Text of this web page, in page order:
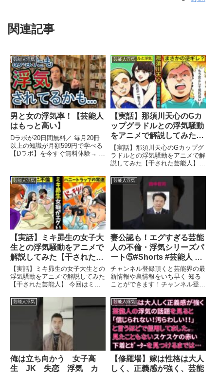
関連記事
芸能人浮気
男と女の浮気率！【芸能人
はもっと高い】
Dラボが20日間無料／ 毎月20冊
以上の知識が月額599円で学べる
【Dラボ】を今すぐ無料体験→ ...
芸能人浮気
【実話】那須川天心のGカ
ップグラドルとの浮気騒動
をアニメで解説してみた
【干された芸能人】
【実話】那須川天心のGカップグ
ラドルとの浮気騒動をアニメで解
説してみた【干された芸能人】
...関連ツイート
芸能人浮気
【実話】ミキ昴生の女子大
生との浮気騒動をアニメで
解説してみた【干された芸
能人】
【実話】ミキ昴生の女子大生との
浮気騒動をアニメで解説してみた
【干された芸能人】 今回はミキ
...関連ツイート
芸能人浮気
妻公認も！エグすぎる芸能
人の不倫・浮気シリーズパ
ート⑤#Shorts #芸能人 #
芸能 #TV #不倫 #ランキン
グ
チャンネル登録頂くと芸能界の最
新情報や裏情報をいち早く 知る
ことができます！チャンネル登録
芸能人浮気
俺は立ち向かう 女子高
生 JK 失恋 浮気 カ
芸能人浮気
【修羅場】嫁は性格は大人
しく、正義感が強く、芸能